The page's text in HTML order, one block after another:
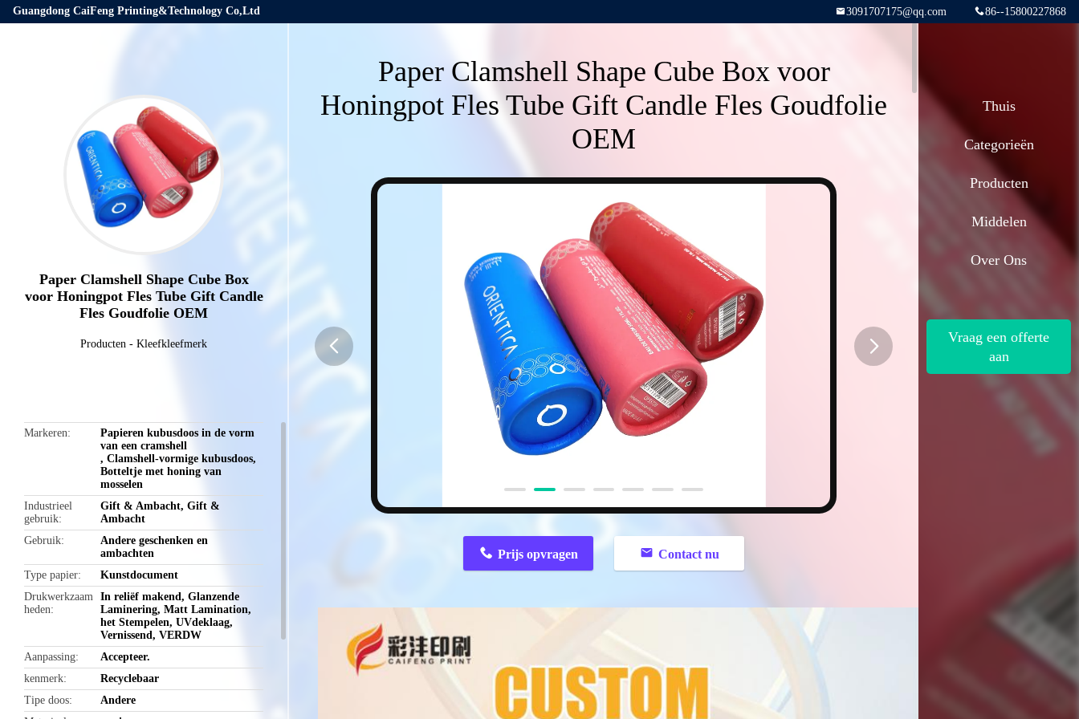
Guangdong CaiFeng Printing&Technology Co,Ltd 86--15800227868
3091707175@qq.com
Paper Clamshell Shape Cube Box
voor Honingpot Fles Tube Gift Candle
Fles Goudfolie OEM
Producten - Kleefkleefmerk
Markeren
Papieren kubusdoos in de vorm
van een cramshell
,Clamshell-vormige kubusdoos,
Botteltje met honing van
mosselen
Industrieel
gebruik
Gift & Ambacht, Gift &
Ambacht
Gebruik
Andere geschenken en
ambachten
Type papier
Kunstdocument
Drukwerkzaam
heden
In reliëf makend, Glanzende
Laminering, Matt Lamination,
het Stempelen, UVdeklaag,
Vernissend, VERDW
Aanpassing
Accepteer.
kenmerk
Recyclebaar
Tipe doos
Andere
Paper Clamshell Shape Cube Box voor
Honingpot Fles Tube Gift Candle Fles Goudfolie
OEM
button
Prijs opvragen Contact nu
Thuis
Categorieën
Producten
Middelen
Over Ons
Vraag een offerte
aan